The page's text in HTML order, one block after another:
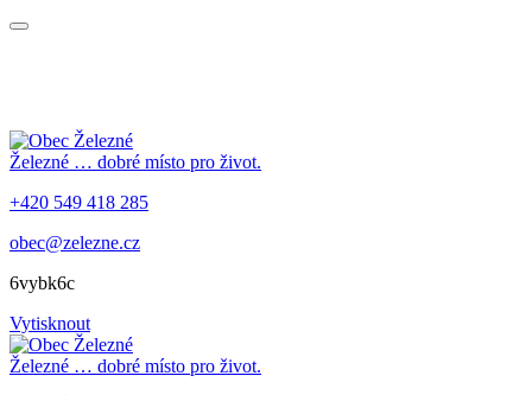
Železné … dobré místo pro život.
+420 549 418 285
obec@zelezne.cz
6vybk6c
Vytisknout
Železné … dobré místo pro život.